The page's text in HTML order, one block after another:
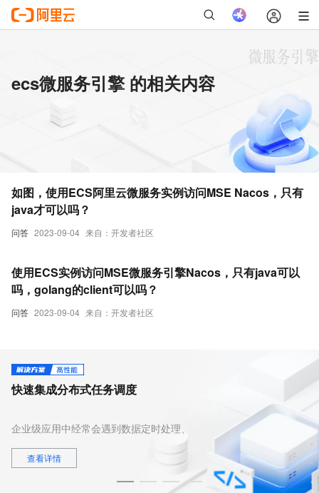
ecs微服务引擎 的相关内容
问答 2023-09-04 来自：开发者社区
如图，使用ECS阿里云微服务实例访问MSE Nacos，只有
java才可以吗？
问答 2023-09-04 来自：开发者社区
使用ECS实例访问MSE微服务引擎Nacos，只有java可以
吗，golang的client可以吗？
快速集成分布式任务调度
企业级应用中经常会遇到数据定时处理、
文件处理、报表生成等定时处理的任务，
对于任务配置和执行率有较高要求，本文
介绍如何利用 SchedulerX 来实施企业级
定时任务的调度与管理，为定时任务提供
查看详情
本方案为您介绍如何
务 ARMS 应用监控
踪，帮助您快速定位
颈，重现调用参数，
题诊断的效率。
查看详情